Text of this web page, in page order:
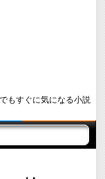
もすぐに気になる小説